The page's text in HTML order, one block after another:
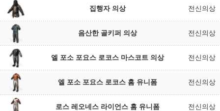
집행자 의상 전신의상
음산한 골키퍼 의상 전신의상
엘 포소 포요스 로코스 마스코트 의상 전신의상
엘 포소 포요스 로코스 홈 유니폼 전신의상
로스 레오네스 라이언스 홈 유니폼 전신의상